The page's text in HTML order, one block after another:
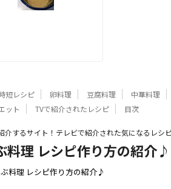
短レシピ 卵料理 豆腐料理 中華料理
ット TVで紹介されたレシピ 目次
するサイト！テレビで紹介された気になるレシ
料理 レシピ作り方の紹介♪
料理 レシピ作り方の紹介♪